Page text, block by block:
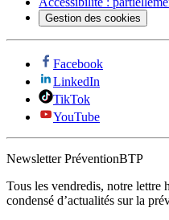
Gestion des cookies
Facebook
LinkedIn
TikTok
YouTube
Newsletter PréventionBTP
Tous les vendredis, notre lettre
condensé d’actualités sur la